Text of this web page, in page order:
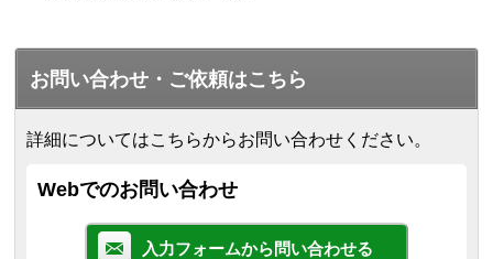
お問い合わせ・ご依頼はこちら
詳細についてはこちらからお問い合わせください。
Webでのお問い合わせ
入力フォームから問い合わせる